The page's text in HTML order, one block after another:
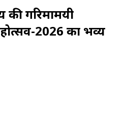
की गरिमामयी
2026 का भव्य